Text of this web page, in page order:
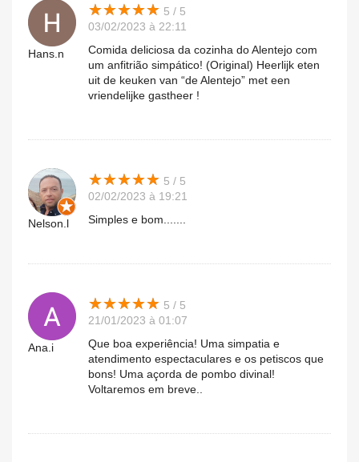
Hans.n
★★★★★
★★★★★ 5 / 5
03/02/2023 à 22:11
Comida deliciosa da cozinha do Alentejo com
um anfitrião simpático! (Original) Heerlijk eten
uit de keuken van “de Alentejo” met een
vriendelijke gastheer !
Nelson.l
★★★★★
★★★★★ 5 / 5
02/02/2023 à 19:21
Simples e bom.......
Ana.i
★★★★★
★★★★★ 5 / 5
21/01/2023 à 01:07
Que boa experiência! Uma simpatia e
atendimento espectaculares e os petiscos que
bons! Uma açorda de pombo divinal!
Voltaremos em breve..